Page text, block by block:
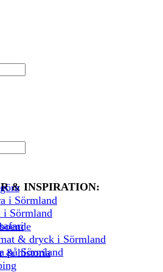
& INSPIRATION:
i Sörmland
i Sörmland
& dryck i Sörmland
på Sörmland
& historia